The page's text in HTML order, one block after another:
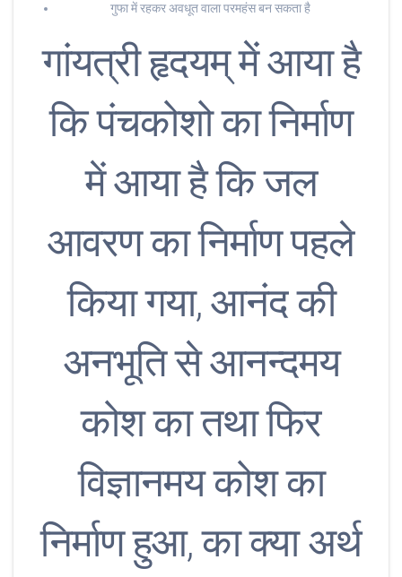
गुफा में रहकर अवधूत वाला परमहंस बन सकता है
गांयत्री हृदयम् में आया है
कि पंचकोशो का निर्माण
में आया है कि जल
आवरण का निर्माण पहले
किया गया, आनंद की
अनभूति से आनन्दमय
कोश का तथा फिर
विज्ञानमय कोश का
निर्माण हुआ, का क्या अर्थ